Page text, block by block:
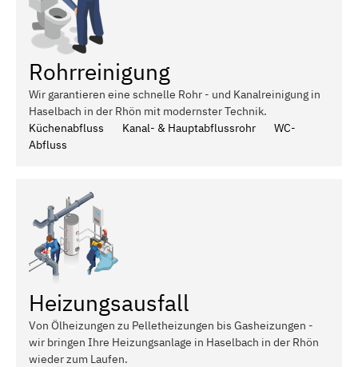
Rohrreinigung
Wir garantieren eine schnelle Rohr - und Kanalreinigung in
Haselbach in der Rhön mit modernster Technik.
Küchenabfluss
Kanal- & Hauptabflussrohr
WC-
Abfluss
Heizungsausfall
Von Ölheizungen zu Pelletheizungen bis Gasheizungen -
wir bringen Ihre Heizungsanlage in Haselbach in der Rhön
wieder zum Laufen.